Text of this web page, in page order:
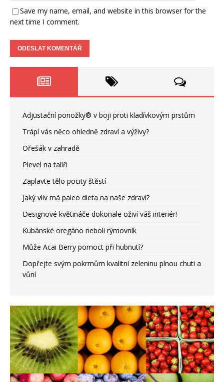
Save my name, email, and website in this browser for the
next time I comment.
Adjustační ponožky® v boji proti kladívkovým prstům
Trápí vás něco ohledně zdraví a výživy?
Ořešák v zahradě
Plevel na talíři
Zaplavte tělo pocity štěstí
Jaký vliv má paleo dieta na naše zdraví?
Designové květináče dokonale oživí váš interiér!
Kubánské oregáno neboli rýmovník
Může Acai Berry pomoct při hubnutí?
Dopřejte svým pokrmům kvalitní zeleninu plnou chuti a
vůní